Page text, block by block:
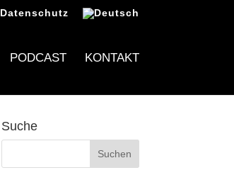
Datenschutz
PODCAST KONTAKT
Suche